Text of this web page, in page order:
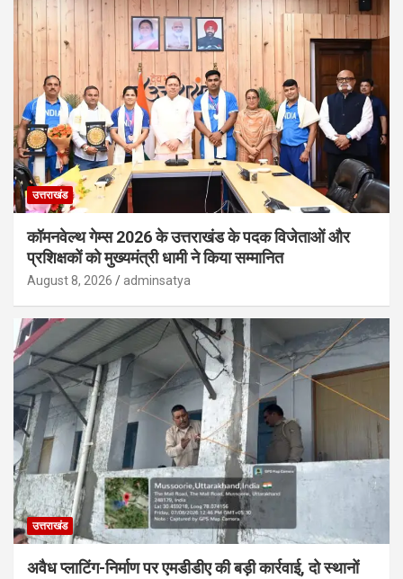
उत्तराखंड
कॉमनवेल्थ गेम्स 2026 के उत्तराखंड के पदक विजेताओं और
प्रशिक्षकों को मुख्यमंत्री धामी ने किया सम्मानित
August 8, 2026 adminsatya
उत्तराखंड
अवैध प्लाटिंग-निर्माण पर एमडीडीए की बड़ी कार्रवाई, दो स्थानों